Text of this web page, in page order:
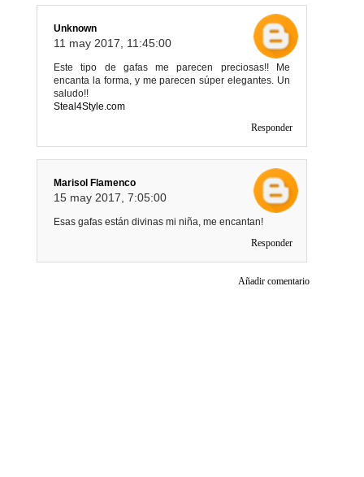
Unknown
11 may 2017, 11:45:00
Este tipo de gafas me parecen preciosas!! Me
encanta la forma, y me parecen súper elegantes. Un
saludo!!
Steal4Style.com
Responder
Marisol Flamenco
15 may 2017, 7:05:00
Esas gafas están divinas mi niña, me encantan!
Responder
Añadir comentario